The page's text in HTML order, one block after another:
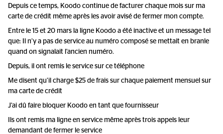
Depuis ce temps, Koodo continue de facturer chaque mois sur ma
carte de crédit même après les avoir avisé de fermer mon compte.
Entre le 15 et 20 mars la ligne Koodo a été inactive et un message tel
que: Il n’y a pas de service au numéro composé se mettait en branle
quand on signalait l’ancien numéro.
Depuis, il ont remis le service sur ce téléphone
Me disent qu’il charge $25 de frais sur chaque paiement mensuel sur
ma carte de crédit
J’ai dû faire bloquer Koodo en tant que fournisseur
Ils ont remis ma ligne en service même après trois appels leur
demandant de fermer le service